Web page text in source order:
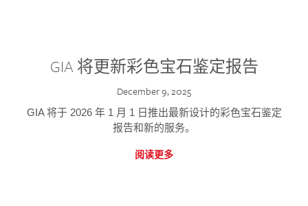
GIA 将更新彩色宝石鉴定报告
December 9, 2025
GIA 将于 2026 年 1 月 1 日推出最新设计的彩色宝石鉴定
报告和新的服务。
阅读更多